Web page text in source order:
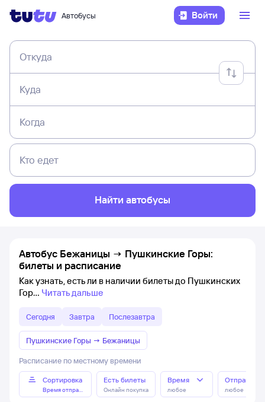
Автобусы Войти
Откуда
Куда
Когда
Кто едет
Найти автобусы
Автобус Бежаницы → Пушкинские Горы:
билеты и расписание
Как узнать, есть ли в наличии билеты до Пушкинских
Гор
Читать дальше
Сегодня Завтра Послезавтра
Пушкинские Горы → Бежаницы
Расписание по местному времени
Сортировка
Время отправления
Есть билеты
Онлайн покупка
Время
любое любое